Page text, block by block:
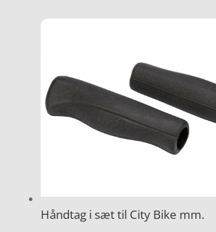
Håndtag i sæt til City Bike mm.